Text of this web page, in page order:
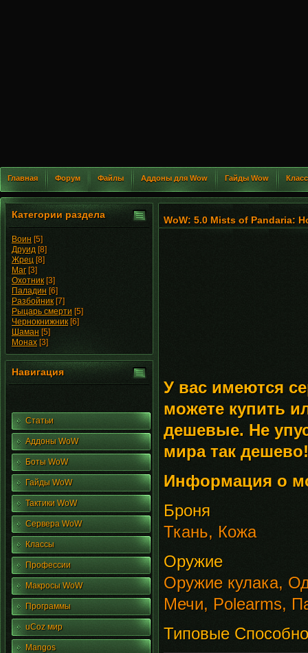
Главная Форум Файлы Аддоны для Wow Гайды Wow
Категории раздела
Воин [5]
Друид [8]
Жрец [8]
Маг [3]
Охотник [3]
Паладин [6]
Разбойник [7]
Рыцарь смерти [5]
Чернокнижник [6]
Шаман [5]
Монах [3]
Навигация
Статьи
Аддоны WoW
Боты WoW
Гайды WoW
Тактики WoW
Сервера WoW
Классы
Профессии
Макросы WoW
Программы
uCoz мир
Mangos
WoW: 5.0 Mists of Pandaria:
У вас имеются
можете купить
дешевые. Не
мира так
Информация о
Броня
Ткань, Кожа
Оружие
Оружие кулака,
Мечи, Polearms,
Типовые